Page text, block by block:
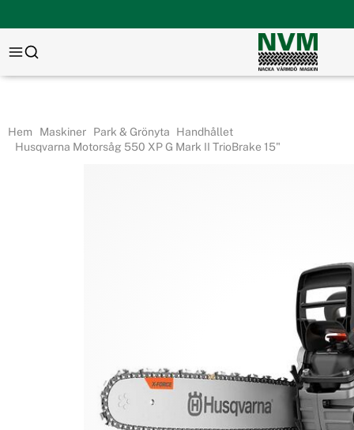
Hem Maskiner Park & Grönyta
Handhållet
Husqvarna Motorsåg 550 XP G Mark II TrioBrake 15"